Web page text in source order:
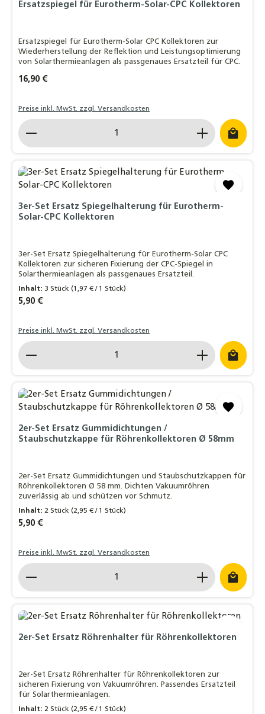
Ersatzspiegel für Eurotherm-Solar-CPC Kollektoren
Ersatzspiegel für Eurotherm-Solar CPC Kollektoren zur
Wiederherstellung der Reflektion und Leistungsoptimierung
von Solarthermieanlagen als passgenaues Ersatzteil für CPC.
Regulärer Preis:
16,90 €
Preise inkl. MwSt. zzgl. Versandkosten
Produkt Anzahl: Gib den gewünschten Wert
3er-Set Ersatz Spiegelhalterung für Eurotherm-
Solar-CPC Kollektoren
3er-Set Ersatz Spiegelhalterung für Eurotherm-Solar CPC
Kollektoren zur sicheren Fixierung der CPC-Spiegel in
Solarthermieanlagen als passgenaues Ersatzteil.
Inhalt: 3 Stück(1,97 € / 1 Stück)
Regulärer Preis:
5,90 €
Preise inkl. MwSt. zzgl. Versandkosten
Produkt Anzahl: Gib den gewünschten Wert
2er-Set Ersatz Gummidichtungen /
Staubschutzkappe für Röhrenkollektoren Ø 58mm
2er-Set Ersatz Gummidichtungen und Staubschutzkappen für
Röhrenkollektoren Ø 58 mm. Dichten Vakuumröhren
zuverlässig ab und schützen vor Schmutz.
Inhalt:2 Stück(2,95 € / 1 Stück)
Regulärer Preis:
5,90 €
Preise inkl. MwSt. zzgl. Versandkosten
Produkt Anzahl: Gib den gewünschten Wert
2er-Set Ersatz Röhrenhalter für Röhrenkollektoren
2er-Set Ersatz Röhrenhalter für Röhrenkollektoren zur
sicheren Fixierung von Vakuumröhren. Passendes Ersatzteil
für Solarthermieanlagen.
Inhalt:2 Stück(2,95 € / 1 Stück)